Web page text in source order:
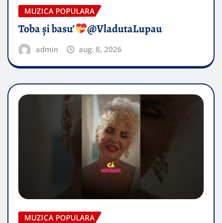
MUZICA POPULARA
Toba și basu’ @VladutaLupau
admin aug. 8, 2026
MUZICA POPULARA